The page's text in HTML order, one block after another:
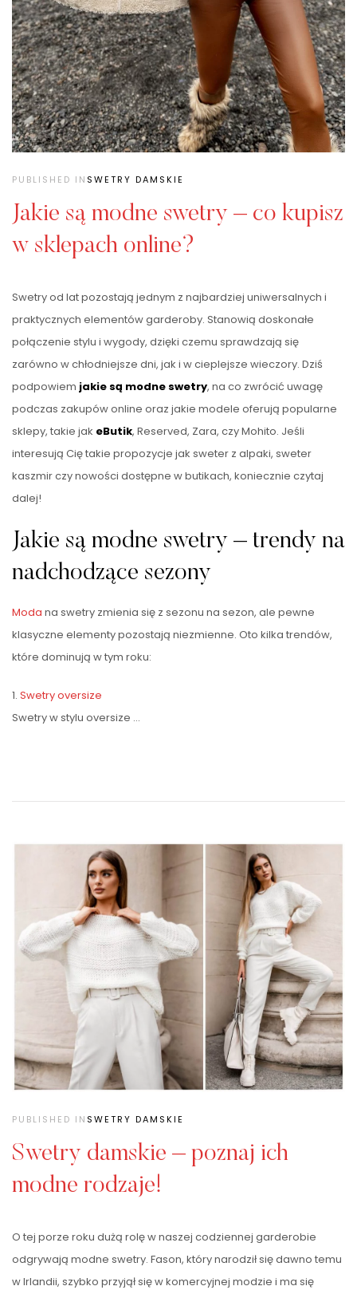
PUBLISHED IN SWETRY DAMSKIE
Jakie są modne swetry – co kupisz
w sklepach online?
Swetry od lat pozostają jednym z najbardziej uniwersalnych i
praktycznych elementów garderoby. Stanowią doskonałe
połączenie stylu i wygody, dzięki czemu sprawdzają się
zarówno w chłodniejsze dni, jak i w cieplejsze wieczory. Dziś
podpowiem jakie są modne swetry, na co zwrócić uwagę
podczas zakupów online oraz jakie modele oferują popularne
sklepy, takie jak eButik, Reserved, Zara, czy Mohito. Jeśli
interesują Cię takie propozycje jak sweter z alpaki, sweter
kaszmir czy nowości dostępne w butikach, koniecznie czytaj
dalej!
Jakie są modne swetry – trendy na
nadchodzące sezony
Moda na swetry zmienia się z sezonu na sezon, ale pewne
klasyczne elementy pozostają niezmienne. Oto kilka trendów,
które dominują w tym roku:
1. Swetry oversize
Swetry w stylu oversize …
PUBLISHED IN SWETRY DAMSKIE
Swetry damskie – poznaj ich
modne rodzaje!
O tej porze roku dużą rolę w naszej codziennej garderobie
odgrywają modne swetry. Fason, który narodził się dawno temu
w Irlandii, szybko przyjął się w komercyjnej modzie i ma się